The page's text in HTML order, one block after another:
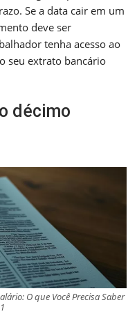
Se a data cair em um
deve ser
tenha acesso ao
seu extrato bancário
décimo
O que Você Precisa Saber